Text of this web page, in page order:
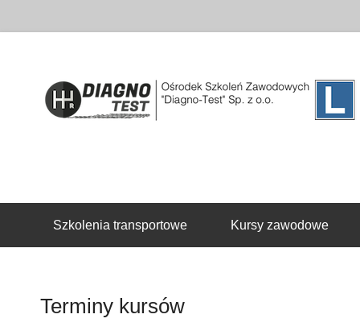
Szkolenia transportowe
Kursy zawodowe
Terminy kursów